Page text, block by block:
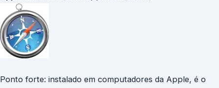
Ponto forte: instalado em computadores da Apple, é o